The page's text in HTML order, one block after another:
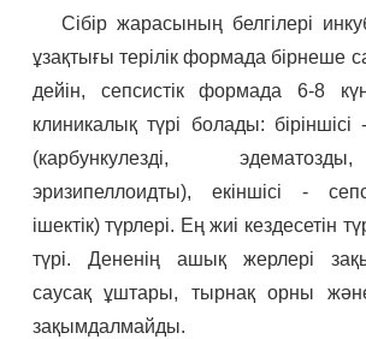
Сібір жарасының белгілері
ұзақтығы терілік формада бірнеше
дейін, сепсистік формада 6-8
клиникалық түрі болады: біріншісі -
(карбункулезді,
эризипеллоидты), екіншісі -
ішектік) түрлері. Ең жиі кездесетін
түрі. Дененің ашық жерлері
саусақ ұштары, тырнақ орны
зақымдалмайды.